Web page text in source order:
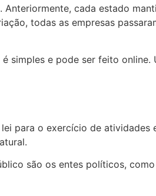
cada estado
todas as empresas
simples e pode ser feito
para o exercício de atividades
são os entes políticos,